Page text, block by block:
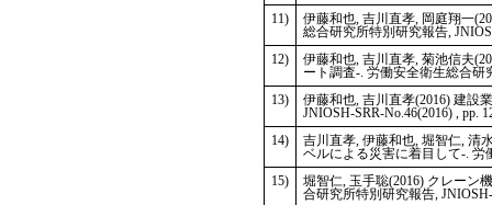
11)
伊藤和也, 吉川直孝, 岡庭翔一
総合研究所特別研究報告,
12)
伊藤和也, 吉川直孝, 菊池信夫
ート調査-. 労働安全衛生総合研
13)
伊藤和也, 吉川直孝(2016) 建設
JNIOSH-SRR-No.46(2016) , pp.
14)
吉川直孝, 伊藤和也, 堀智仁, 清
ベルによる災害に着目して-. 労
15)
堀智仁, 玉手聡(2016) クレーン
合研究所特別研究報告,